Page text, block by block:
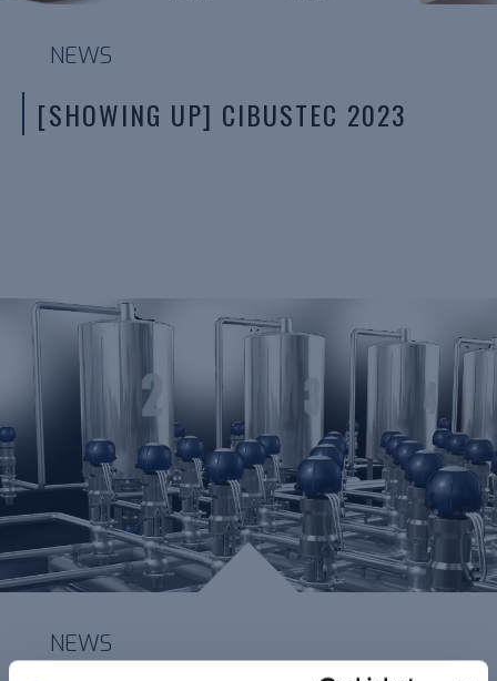
[SHOWING UP] CIBUSTEC 2023
NEWS
NEWS